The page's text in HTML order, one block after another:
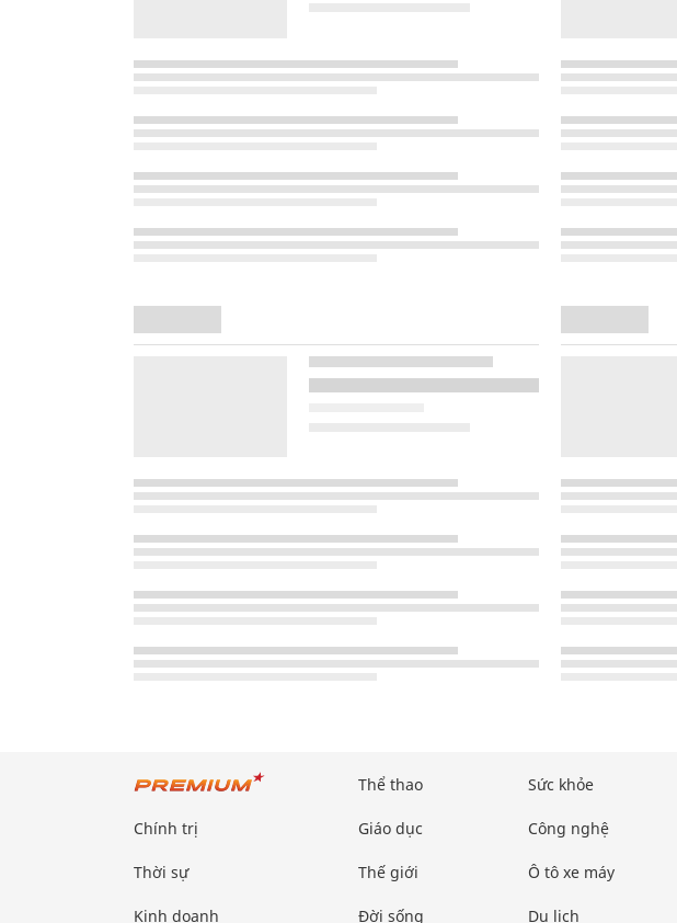
Chính trị
Thời sự
Kinh doanh
Thể thao
Giáo dục
Thế giới
Đời sống
Sức khỏe
Công nghệ
Ô tô xe máy
Du lịch